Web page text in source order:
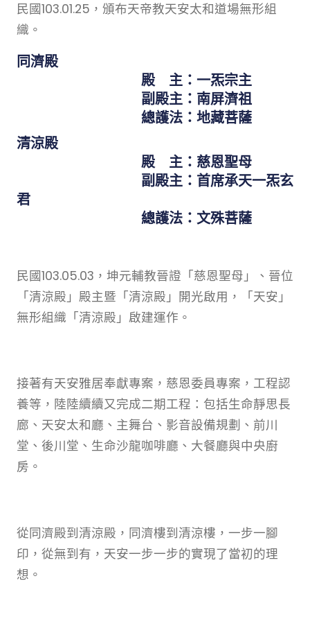
民國103.01.25，頒布天帝教天安太和道場無形組
織。
同濟殿
殿 主：一炁宗主
副殿主：南屏濟祖
總護法：地藏菩薩
清涼殿
殿 主：慈恩聖母
副殿主：首席承天一炁玄
君
總護法：文殊菩薩
民國103.05.03，坤元輔教晉證「慈恩聖母」、晉位
「清涼殿」殿主暨「清涼殿」開光啟用，「天安」
無形組織「清涼殿」啟建運作。
接著有天安雅居奉獻專案，慈恩委員專案，工程認
養等，陸陸續續又完成二期工程：包括生命靜思長
廊、天安太和廳、主舞台、影音設備規劃、前川
堂、後川堂、生命沙龍咖啡廳、大餐廳與中央廚
房。
從同濟殿到清涼殿，同濟樓到清涼樓，一步一腳
印，從無到有，天安一步一步的實現了當初的理
想。